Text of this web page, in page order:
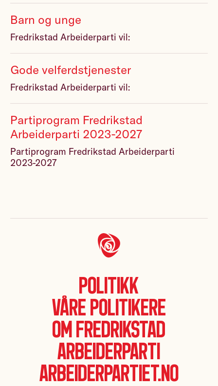
Barn og unge
Fredrikstad Arbeiderparti vil:
Gode velferdstjenester
Fredrikstad Arbeiderparti vil:
Partiprogram Fredrikstad
Arbeiderparti 2023-2027
Partiprogram Fredrikstad Arbeiderparti
2023-2027
Politikk
Våre politikere
Om Fredrikstad
Arbeiderparti
Arbeiderpartiet.no